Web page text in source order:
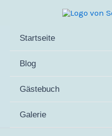
springenStartseite
Blog
Gästebuch
Galerie